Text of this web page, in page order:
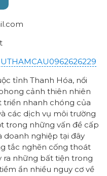
tỉnh Thanh Hóa, nổi
cảnh thiên nhiên
triển nhanh chóng của
các dịch vụ môi trường
trong những vấn đề cấp
doanh nghiệp tại đây
tắc nghẽn cống thoát
ra những bất tiện trong
ẩn nhiều nguy cơ về